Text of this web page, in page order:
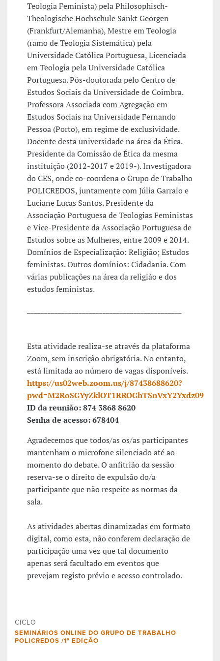
Teologia Feminista) pela Philosophisch-
Theologische Hochschule Sankt Georgen
(Frankfurt/Alemanha), Mestre em Teologia
(ramo de Teologia Sistemática) pela
Universidade Católica Portuguesa, Licenciada
em Teologia pela Universidade Católica
Portuguesa. Pós-doutorada pelo Centro de
Estudos Sociais da Universidade de Coimbra.
Professora Associada com Agregação em
Estudos Sociais na Universidade Fernando
Pessoa (Porto), em regime de exclusividade.
Docente desta universidade na área da Ética.
Presidente da Comissão de Ética da mesma
instituição (2012-2017 e 2019-). Investigadora
do CES, onde co-coordena o Grupo de Trabalho
POLICREDOS, juntamente com Júlia Garraio e
Luciane Lucas Santos. Presidente da
Associação Portuguesa de Teologias Feministas
e Vice-Presidente da Associação Portuguesa de
Estudos sobre as Mulheres, entre 2009 e 2014.
Domínios de Especialização: Religião; Estudos
feministas. Outros domínios: Cidadania. Com
várias publicações na área da religião e dos
estudos feministas.
Esta atividade realiza-se através da plataforma
Zoom, sem inscrição obrigatória. No entanto,
está limitada ao número de vagas disponíveis.
https://us02web.zoom.us/j/87438688620?
pwd=M2RoSGYyZklOT1RROGhTSnVxY2Yxdz09
ID da reunião: 874 3868 8620
Senha de acesso: 678404
Agradecemos que todos/as os/as participantes
mantenham o microfone silenciado até ao
momento do debate. O anfitrião da sessão
reserva-se o direito de expulsão do/a
participante que não respeite as normas da
sala.
As atividades abertas dinamizadas em formato
digital, como esta, não conferem declaração de
participação uma vez que tal documento
apenas será facultado em eventos que
prevejam registo prévio e acesso controlado.
CICLO
SEMINÁRIOS ONLINE DO GRUPO DE TRABALHO
POLICREDOS /1ª EDIÇÃO